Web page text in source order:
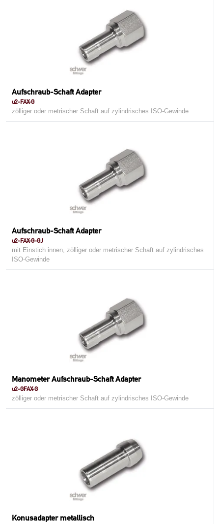
Aufschraub-Schaft Adapter
u2-FAX-G
zölliger oder metrischer Schaft auf zylindrisches ISO-Gewinde
Aufschraub-Schaft Adapter
u2-FAX-G-GJ
mit Einstich innen, zölliger oder metrischer Schaft auf zylindrisches
ISO-Gewinde
Manometer Aufschraub-Schaft Adapter
u2-GFAX-G
zölliger oder metrischer Schaft auf zylindrisches ISO-Gewinde
Konusadapter metallisch